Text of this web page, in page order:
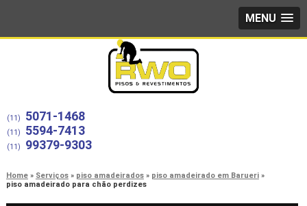
MENU
(11) 5071-1468
(11) 5594-7413
(11) 99379-9303
Home Serviços piso amadeirados
piso amadeirado em Barueri
piso amadeirado para chão perdizes